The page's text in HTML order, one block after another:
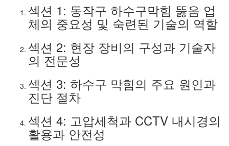
섹션 1: 동작구 하수구막힘 뚫음 업
체의 중요성 및 숙련된 기술의 역할
섹션 2: 현장 장비의 구성과 기술자
의 전문성
섹션 3: 하수구 막힘의 주요 원인과
진단 절차
섹션 4: 고압세척과 CCTV 내시경의
활용과 안전성